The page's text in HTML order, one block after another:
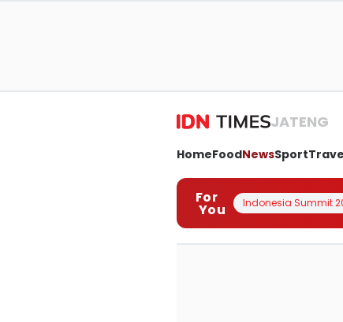
JATENG
HomeFoodNewsSport
For
You Indonesia Summit